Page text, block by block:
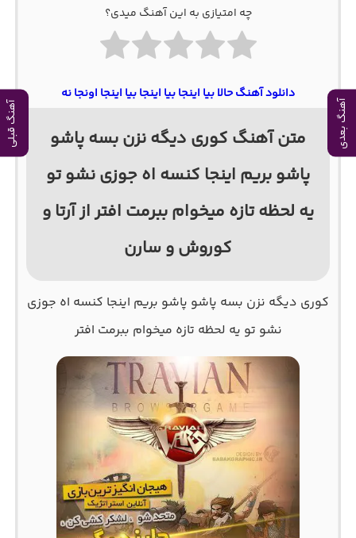
آهنگ بعدی آهنگ قبلی
چه امتیازی به این آهنگ میدی؟
دانلود آهنگ حالا بیا اینجا بیا اینجا بیا اینجا اونجا نه
متن آهنگ کوری دیگه نزن بسه پاشو
پاشو بریم اینجا کنسه اه جوزی نشو تو
یه لحظه تازه میخوام ببرمت افتر از آرتا و
کوروش و سارن
کوری دیگه نزن بسه پاشو پاشو بریم اینجا کنسه اه جوزی
نشو تو یه لحظه تازه میخوام ببرمت افتر